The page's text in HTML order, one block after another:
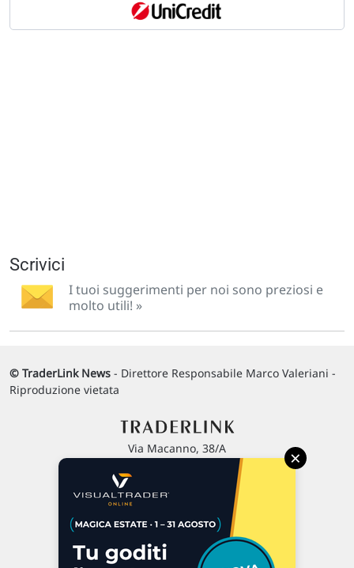
Scrivici
I tuoi suggerimenti per noi sono preziosi e
molto utili! »
© TraderLink News - Direttore Responsabile Marco Valeriani -
Riproduzione vietata
Via Macanno, 38/A
P.IVA 02 452 460 401
Chi siamo
Commenti e segnalazioni
×